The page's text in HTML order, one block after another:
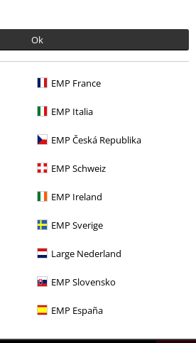
Ok
EMP France
EMP Italia
EMP Česká Republika
EMP Schweiz
EMP Ireland
EMP Sverige
Large Nederland
EMP Slovensko
EMP España